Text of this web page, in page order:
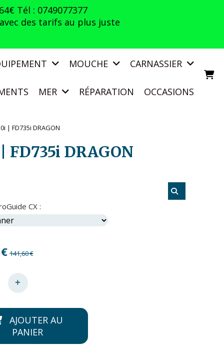
Tél : 0749077377
des tarifs au plus juste
MOUCHE CARNASSIER
MER RÉPARATION OCCASIONS
| FD735i DRAGON
FD735i DRAGON
CX :
€ 141,60 €
AJOUTER AU
PANIER